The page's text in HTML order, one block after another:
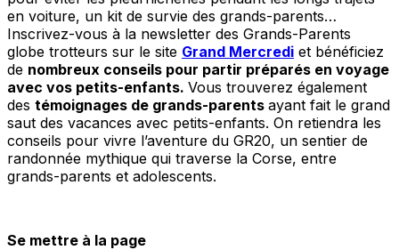
en voiture, un kit de survie des grands-parents…
Inscrivez-vous à la newsletter des Grands-Parents
globe trotteurs sur le site Grand Mercredi et bénéficiez
de nombreux conseils pour partir préparés en voyage
avec vos petits-enfants. Vous trouverez également
des témoignages de grands-parents ayant fait le grand
saut des vacances avec petits-enfants. On retiendra les
conseils pour vivre l’aventure du GR20, un sentier de
randonnée mythique qui traverse la Corse, entre
grands-parents et adolescents.
Se mettre à la page